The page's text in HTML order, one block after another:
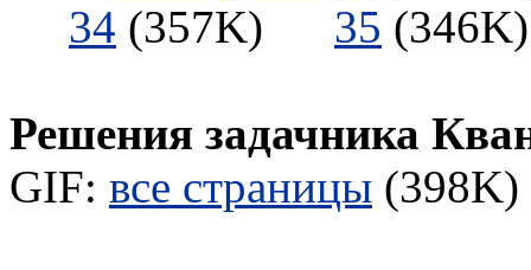
34 (357K) 35
Решения задачника
GIF: все страницы